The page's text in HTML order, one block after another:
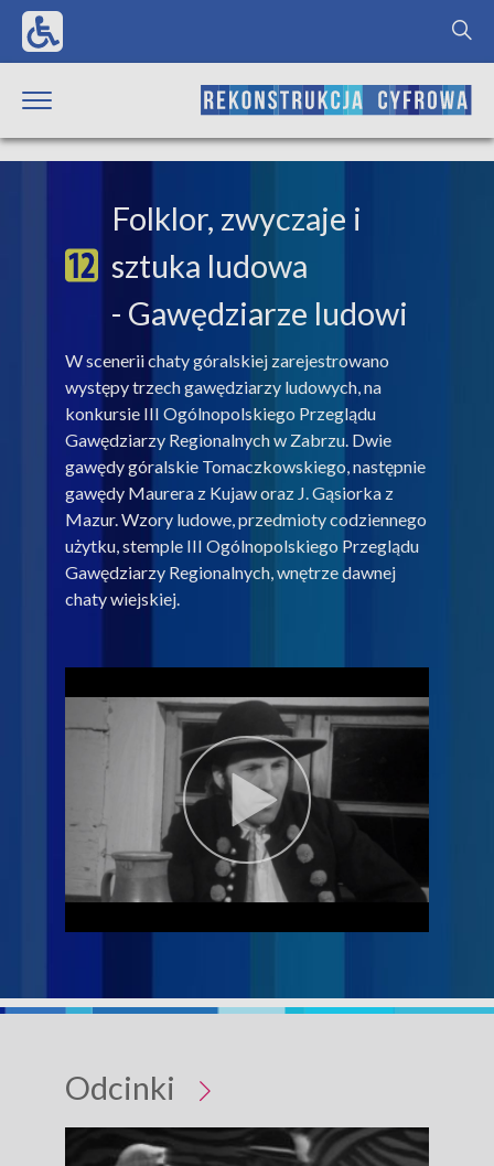
Folklor, zwyczaje i
sztuka ludowa
- Gawędziarze ludowi
W scenerii chaty góralskiej zarejestrowano
występy trzech gawędziarzy ludowych, na
konkursie III Ogólnopolskiego Przeglądu
Gawędziarzy Regionalnych w Zabrzu. Dwie
gawędy góralskie Tomaczkowskiego, następnie
gawędy Maurera z Kujaw oraz J. Gąsiorka z
Mazur. Wzory ludowe, przedmioty codziennego
użytku, stemple III Ogólnopolskiego Przeglądu
Gawędziarzy Regionalnych, wnętrze dawnej
chaty wiejskiej.
Odcinki